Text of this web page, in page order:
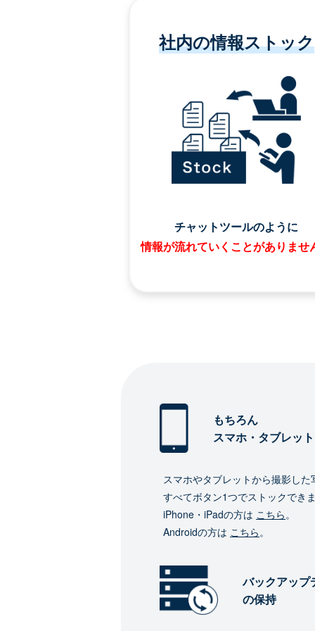
社内の情報ストック
チャットツールのように
情報が流れていくことがありませ
もちろん
スマホ・タブレッ
スマホやタブレットから撮影した
すべてボタン1つでストックでき
iPhone・iPadの方は こちら。
Androidの方は こちら。
バックアップ
の保持